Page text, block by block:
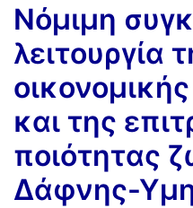
Νόμιμη
λειτουργία
και της
ποιότητας
Δάφνης-